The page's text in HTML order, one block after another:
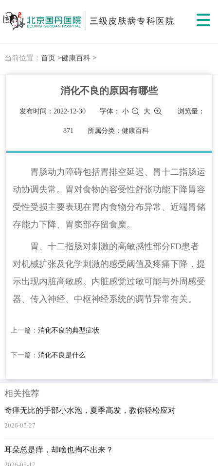
当前位置： 首页 >健康百科 >
消化不良的原因有哪些
发布时间：2022-12-30 字体：小 大 浏览量：
871 所属分类：健康百科
胃肠动力障碍包括胃排空延迟、胃十二指肠运
动协调失常。胃对食物的容受性舒张功能下降胃容
受性受损主要表现在胃内食物分布异常、近端胃储
存能力下降、胃窦部存留食糜。
胃、十二指肠对刺激的高敏感性部分FD患者
对机械扩张及化学刺激的感受阈值及疼痛下降，提
示出现内脏高敏感。内脏感觉过敏可能与外周感受
器、传入神经、中枢神经系统的调节异常有关。
上一篇： 消化不良的典型症状
下一篇： 消化不良是什么
相关推荐
奇痒无比的手部小水泡，夏季高发，教你轻松应对
2026-05-27
耳朵总是痒，却啥也掏不出来？